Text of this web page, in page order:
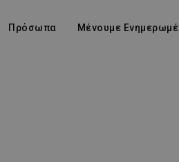
Πρόσωπα Μένουμε